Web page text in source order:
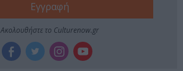
Ακολουθήστε το Culturenow.gr